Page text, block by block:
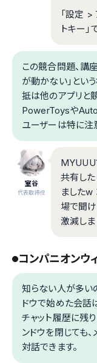
「設定 >
トキー
この競合問題、講
が動かない」とい
抵は他のアプリと
PowerToysや
ユーザーは特に注
室谷
代表取締役
MYUUU
共有した
ましたw
場で聞け
激減しま
コンパニオンウ
知らない人が多い
ドウで始めた会話
チャット履歴に残
ンドウを閉じても
対話できます。